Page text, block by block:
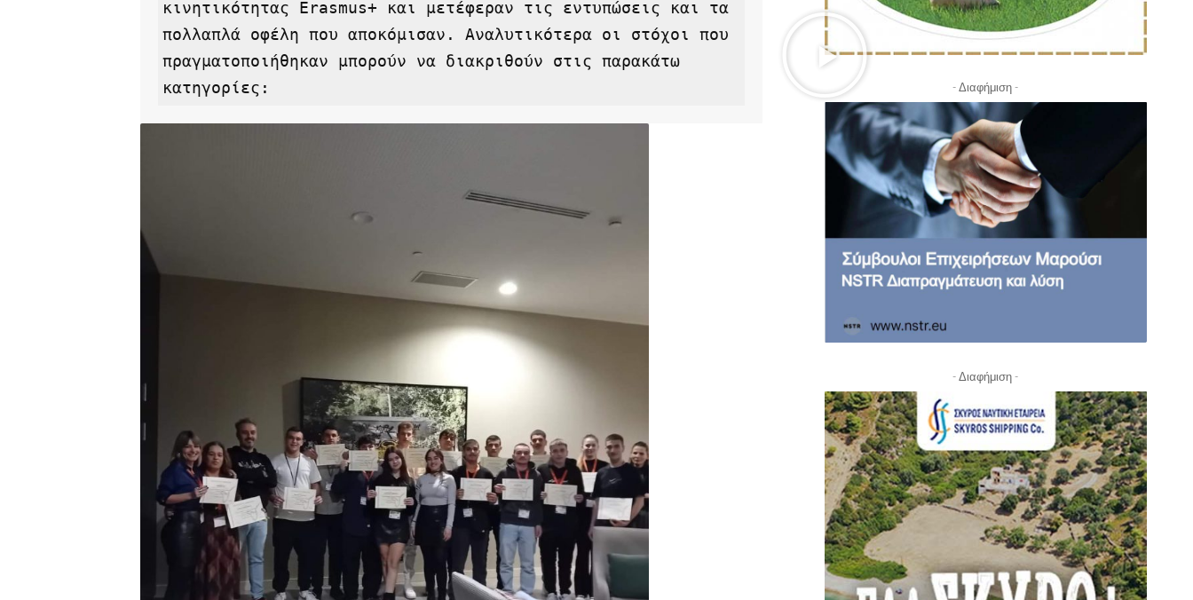
κινητικότητας Erasmus+ και μετέφεραν τις εντυπώσεις και τα
πολλαπλά οφέλη που αποκόμισαν. Αναλυτικότερα οι στόχοι που
πραγματοποιήθηκαν μπορούν να διακριθούν στις παρακάτω
κατηγορίες:
- Διαφήμιση -
- Διαφήμιση -